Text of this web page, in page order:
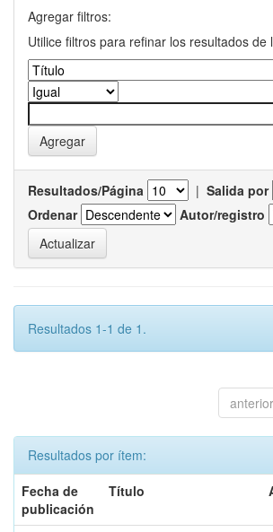
Agregar filtros:
Utilice filtros para refinar los resultados de
Resultados/Página | Salida por
Ordenar
Autor/registro
Resultados 1-1 de 1.
anterior
Resultados por ítem:
Fecha de
publicación
Título